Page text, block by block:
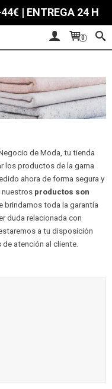
| ENTREGA 24 H
0
de Moda, tu tienda
los productos de la gama
ahora de forma segura y
nuestros productos son
brindamos toda la garantía
duda relacionada con
a tu disposición
atención al cliente.